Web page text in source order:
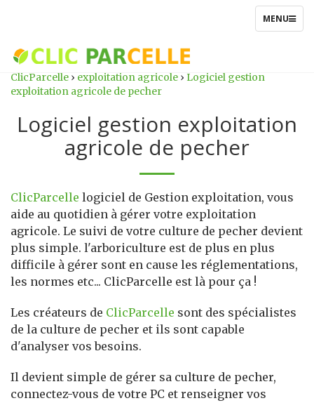
TOGGLE
MENU
ClicParcelle › exploitation agricole › Logiciel gestion
exploitation agricole de pecher
Logiciel gestion exploitation
agricole de pecher
ClicParcelle logiciel de Gestion exploitation, vous
aide au quotidien à gérer votre exploitation
agricole. Le suivi de votre culture de pecher devient
plus simple. l'arboriculture est de plus en plus
difficile à gérer sont en cause les réglementations,
les normes etc... ClicParcelle est là pour ça !
Les créateurs de ClicParcelle sont des spécialistes
de la culture de pecher et ils sont capable
d'analyser vos besoins.
Il devient simple de gérer sa culture de pecher,
connectez-vous de votre PC et renseigner vos